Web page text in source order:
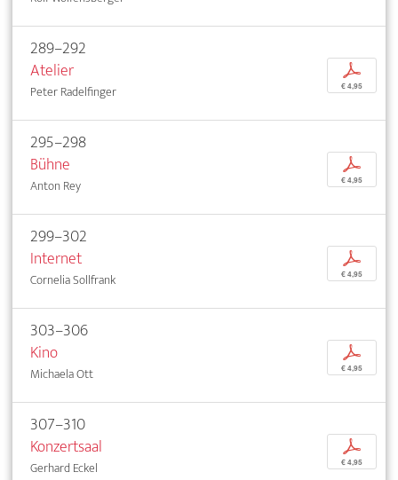
289–292
Atelier
Peter Radelfinger
p
€ 4,95
295–298
Bühne
Anton Rey
p
€ 4,95
299–302
Internet
Cornelia Sollfrank
p
€ 4,95
303–306
Kino
Michaela Ott
p
€ 4,95
307–310
Konzertsaal
Gerhard Eckel
p
€ 4,95